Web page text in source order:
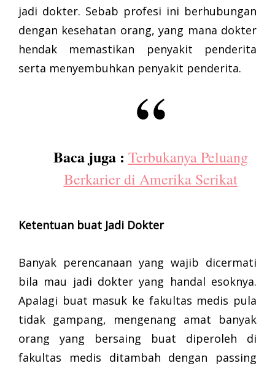
jadi dokter. Sebab profesi ini berhubungan
dengan kesehatan orang, yang mana dokter
hendak memastikan penyakit penderita
serta menyembuhkan penyakit penderita.
Baca juga : Terbukanya Peluang
Berkarier di Amerika Serikat
Ketentuan buat Jadi Dokter
Banyak perencanaan yang wajib dicermati
bila mau jadi dokter yang handal esoknya.
Apalagi buat masuk ke fakultas medis pula
tidak gampang, mengenang amat banyak
orang yang bersaing buat diperoleh di
fakultas medis ditambah dengan passing